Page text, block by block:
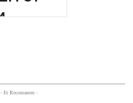
- Et Recomanem -